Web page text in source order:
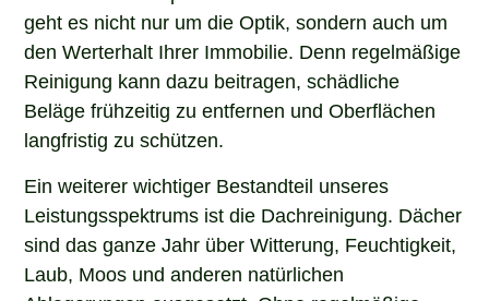
geht es nicht nur um die Optik, sondern auch um
den Werterhalt Ihrer Immobilie. Denn regelmäßige
Reinigung kann dazu beitragen, schädliche
Beläge frühzeitig zu entfernen und Oberflächen
langfristig zu schützen.
Ein weiterer wichtiger Bestandteil unseres
Leistungsspektrums ist die Dachreinigung. Dächer
sind das ganze Jahr über Witterung, Feuchtigkeit,
Laub, Moos und anderen natürlichen